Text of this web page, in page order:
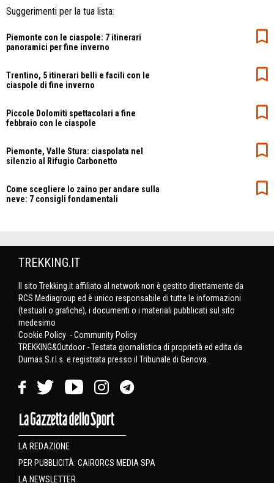
Suggerimenti per la tua lista:
Piemonte con le ciaspole: 7 itinerari
panoramici per fine inverno
Trentino, 5 itinerari belli e facili con le
ciaspole di fine inverno
Piccole Dolomiti spettacolari a fine
febbraio con le ciaspole
Piemonte, Valle Stura: ciaspolata nel
silenzio al Rifugio Carbonetto
Come scegliere lo zaino per andare sulla
neve: 7 consigli fondamentali
TREKKING.IT
Il sito Trekking.it affiliato al network non è gestito direttamente da
RCS Mediagroup ed è unico responsabile di tutte le informazioni
(testuali o grafiche), i documenti o i materiali pubblicati sul sito
medesimo
Cookie Policy -Community Policy
TREKKING&Outdoor - Testata giornalistica di proprietà ed edita da
Dumas S.r.l.s. e registrata presso il Tribunale di Genova.
LA REDAZIONE
PER PUBBLICITÀ: CAIRORCS MEDIA SPA
LA NEWSLETTER